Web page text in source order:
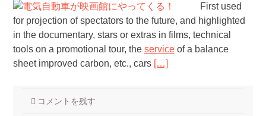
First used
for projection of spectators to the future, and highlighted
in the documentary, stars or extras in films, technical
tools on a promotional tour, the serviceof a balance
sheet improved carbon, etc., cars […]
コメントを残す